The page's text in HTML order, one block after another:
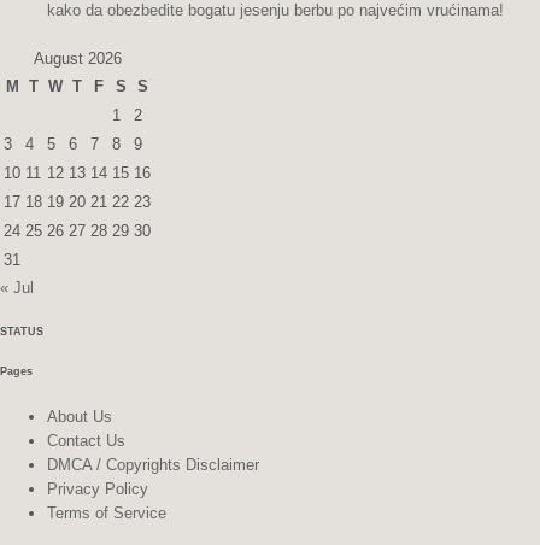
kako da obezbedite bogatu jesenju berbu po najvećim vrućinama!
August 2026
M
T W T F S
S
1
2
3
4 5 6 7 8
9
10 11 12 13 14 15 16
17 18 19 20 21 22 23
24 25 26 27 28 29 30
31
« Jul
STATUS
Pages
About Us
Contact Us
DMCA / Copyrights Disclaimer
Privacy Policy
Terms of Service